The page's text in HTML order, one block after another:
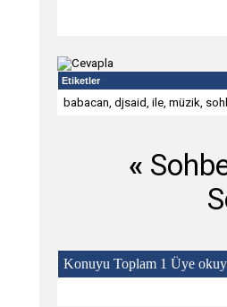
Etiketler
babacan, djsaid, ile, müzik,
«
Konuyu Toplam 1 Üye